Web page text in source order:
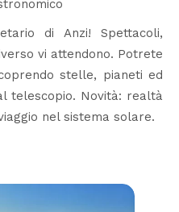
di Anzi! Spettacoli,
vi attendono. Potrete
stelle, pianeti ed
telescopio. Novità: realtà
nel sistema solare.